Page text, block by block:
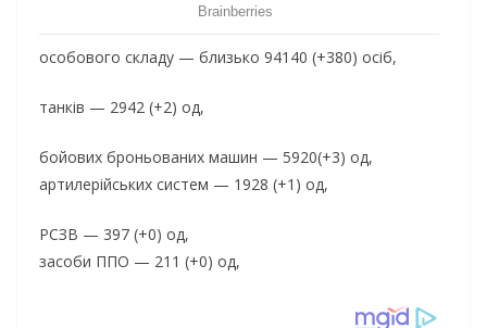
особового складу — близько 94140 (+380) осіб,
танків — 2942 (+2) од,
бойових броньованих машин — 5920(+3) од,
артилерійських систем — 1928 (+1) од,
РСЗВ — 397 (+0) од,
засоби ППО — 211 (+0) од,